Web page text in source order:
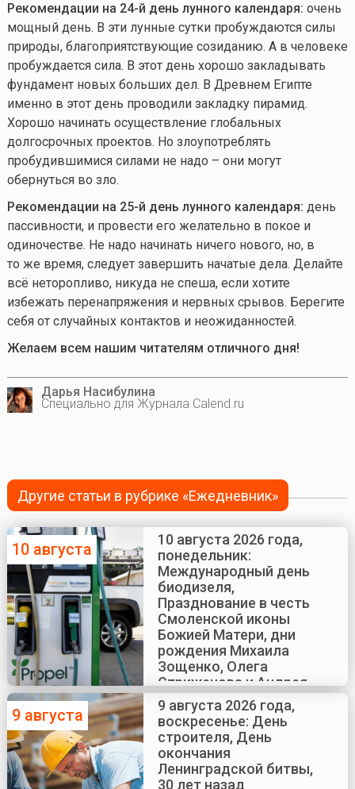
Рекомендации на 24-й день лунного календаря: очень
мощный день. В эти лунные сутки пробуждаются силы
природы, благоприятствующие созиданию. А в человеке
пробуждается сила. В этот день хорошо закладывать
фундамент новых больших дел. В Древнем Египте
именно в этот день проводили закладку пирамид.
Хорошо начинать осуществление глобальных
долгосрочных проектов. Но злоупотреблять
пробудившимися силами не надо – они могут
обернуться во зло.
Рекомендации на 25-й день лунного календаря: день
пассивности, и провести его желательно в покое и
одиночестве. Не надо начинать ничего нового, но, в
то же время, следует завершить начатые дела. Делайте
всё неторопливо, никуда не спеша, если хотите
избежать перенапряжения и нервных срывов. Берегите
себя от случайных контактов и неожиданностей.
Желаем всем нашим читателям отличного дня!
Дарья Насибулина
Специально для Журнала Calend.ru
Другие статьи в рубрике «Ежедневник»
10 августа
10 августа 2026 года,
понедельник:
Международный день
биодизеля,
Празднование в честь
Смоленской иконы
Божией Матери, дни
рождения Михаила
Зощенко, Олега
Стриженова и Андрея
Краско
9 августа
9 августа 2026 года,
воскресенье: День
строителя, День
окончания
Ленинградской битвы,
30 лет назад